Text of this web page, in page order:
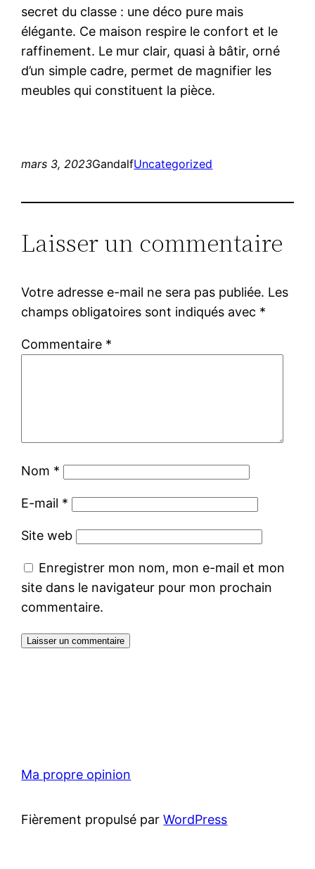
secret du classe : une déco pure mais
élégante. Ce maison respire le confort et le
raffinement. Le mur clair, quasi à bâtir, orné
d’un simple cadre, permet de magnifier les
meubles qui constituent la pièce.
mars 3, 2023GandalfUncategorized
Laisser un commentaire
Votre adresse e-mail ne sera pas publiée. Les
champs obligatoires sont indiqués avec *
Commentaire *
Nom *
E-mail *
Site web
Enregistrer mon nom, mon e-mail et mon
site dans le navigateur pour mon prochain
commentaire.
Ma propre opinion
Fièrement propulsé parWordPress